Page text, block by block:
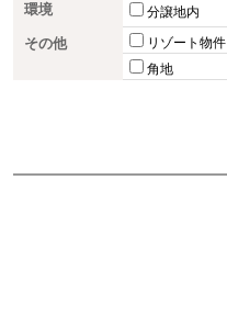
環境 分譲地内
その他 リゾート物件
角地